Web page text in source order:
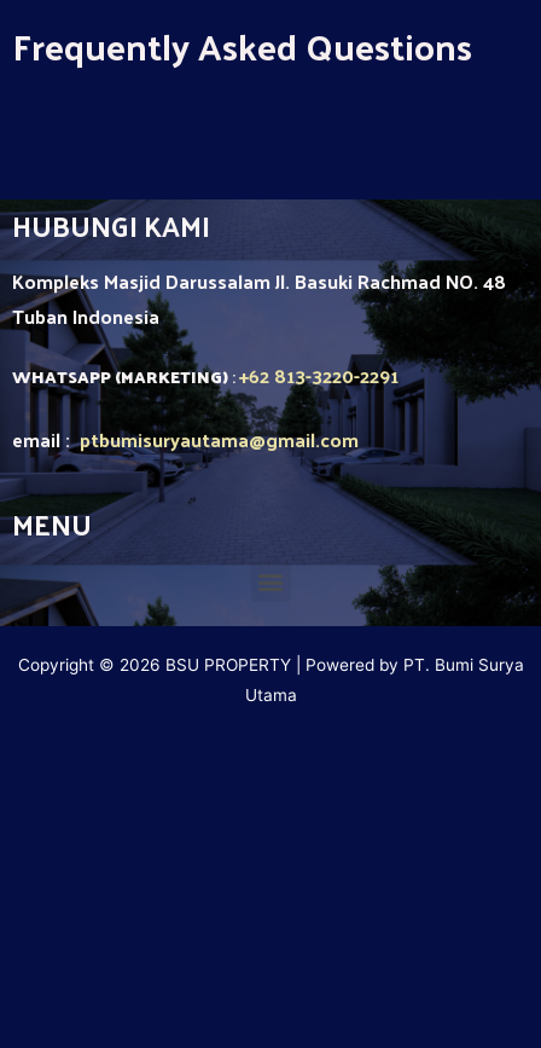
Frequently Asked Questions
HUBUNGI KAMI
Kompleks Masjid Darussalam Jl. Basuki Rachmad NO. 48
TubanIndonesia
WHATSAPP (MARKETING):+62 813-3220-2291
email :ptbumisuryautama@gmail.com
MENU
Copyright © 2026 BSU PROPERTY | Powered by PT. Bumi Surya
Utama